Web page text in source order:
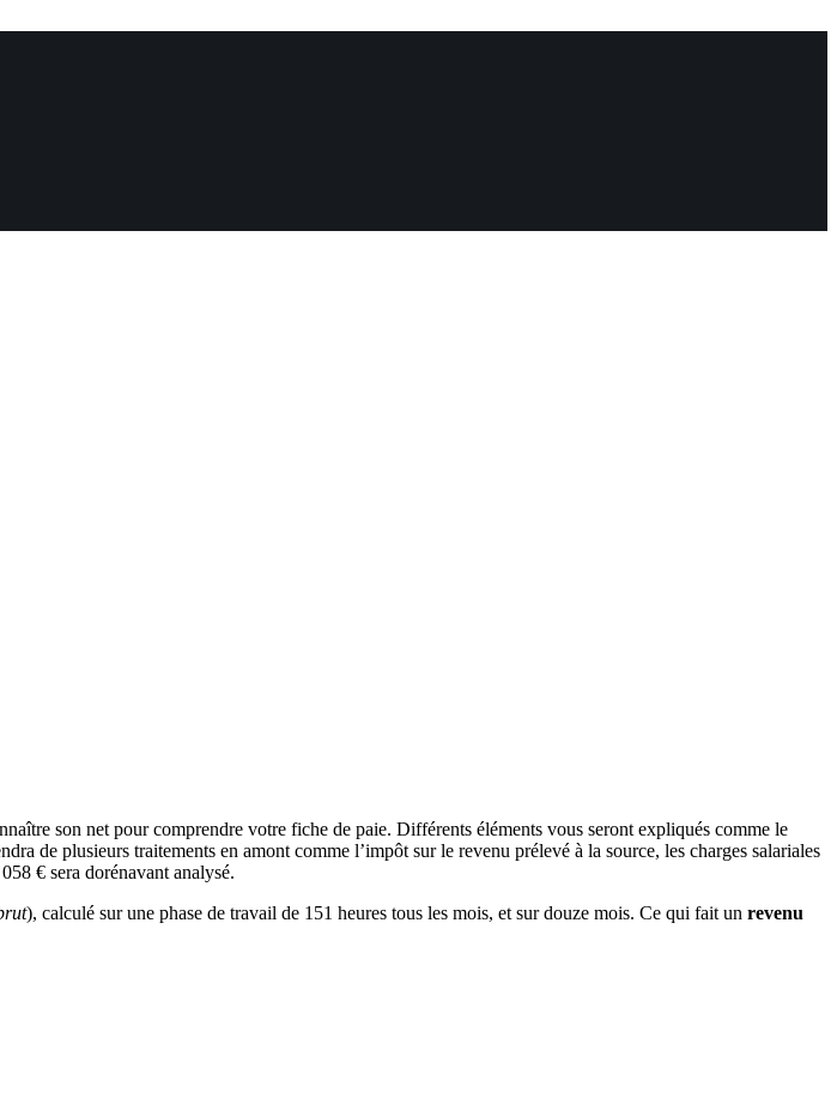
son net pour comprendre votre fiche de paie. Différents éléments vous seront expliqués comme le
de plusieurs traitements en amont comme l’impôt sur le revenu prélevé à la source, les charges salariales
€ sera dorénavant analysé.
), calculé sur une phase de travail de 151 heures tous les mois, et sur douze mois. Ce qui fait un revenu